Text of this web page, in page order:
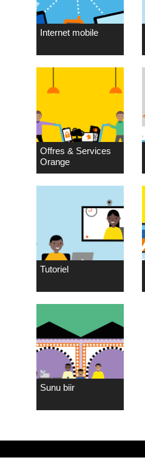
Internet mobile
Offres & Services
Orange
Tutoriel
Sunu biir